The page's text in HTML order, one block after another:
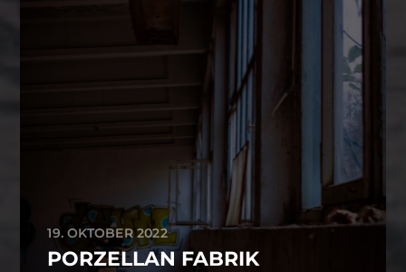
19. OKTOBER 2022
PORZELLAN FABRIK